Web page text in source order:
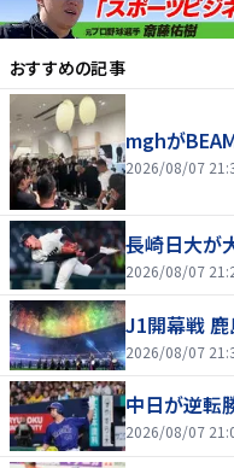
おすすめの記事
mghが
2026/08/07
長崎日大が
2026/08/07
J1開幕戦
2026/08/07
中日が逆転
2026/08/07